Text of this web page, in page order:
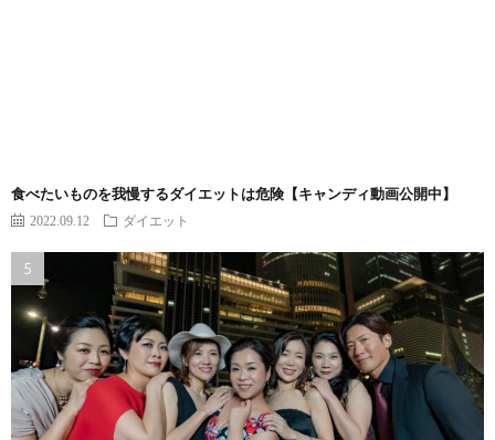
食べたいものを我慢するダイエットは危険【キャンディ動画公開中】
2022.09.12 ダイエット